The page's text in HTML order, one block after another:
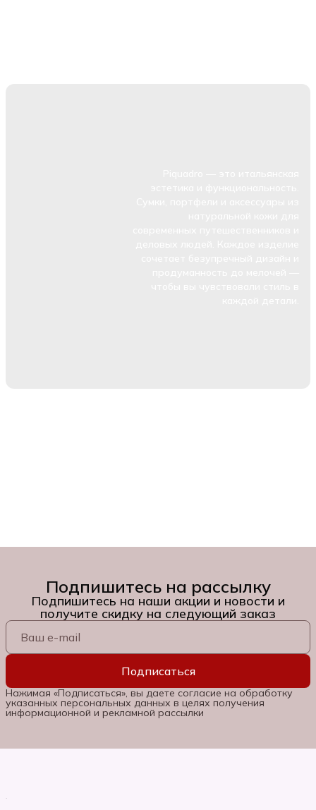
Подпишитесь на рассылку
Подпишитесь на наши акции и новости и
получите скидку на следующий заказ
Подписаться
Нажимая «Подписаться», вы даете согласие на обработку
указанных персональных данных в целях получения
информационной и рекламной рассылки